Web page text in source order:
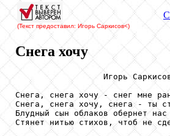
(Текст предоставил: Игорь Саркисов<)
Снега хочу
Игорь
Снега, снега хочу - снег мне
Снега, снега хочу, снега - ты
Блудный сын облаков обернет нас
Стянет нитью стихов, чтоб не